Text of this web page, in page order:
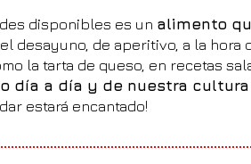
disponibles es un alimento
desayuno, de aperitivo, a la hora
la tarta de queso, en recetas
día a día y de nuestra
estará encantado!